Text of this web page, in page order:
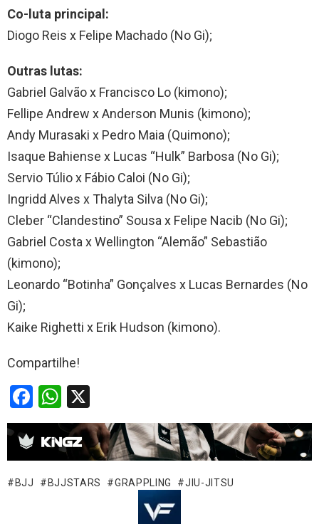
Co-luta principal:
Diogo Reis x Felipe Machado (No Gi);
Outras lutas:
Gabriel Galvão x Francisco Lo (kimono);
Fellipe Andrew x Anderson Munis (kimono);
Andy Murasaki x Pedro Maia (Quimono);
Isaque Bahiense x Lucas “Hulk” Barbosa (No Gi);
Servio Túlio x Fábio Caloi (No Gi);
Ingridd Alves x Thalyta Silva (No Gi);
Cleber “Clandestino” Sousa x Felipe Nacib (No Gi);
Gabriel Costa x Wellington “Alemão” Sebastião
(kimono);
Leonardo “Botinha” Gonçalves x Lucas Bernardes (No
Gi);
Kaike Righetti x Erik Hudson (kimono).
Compartilhe!
F
a
ce
b
o
W
h
at
s
A
BJJ BJJSTARS GRAPPLING JIU-JITSU